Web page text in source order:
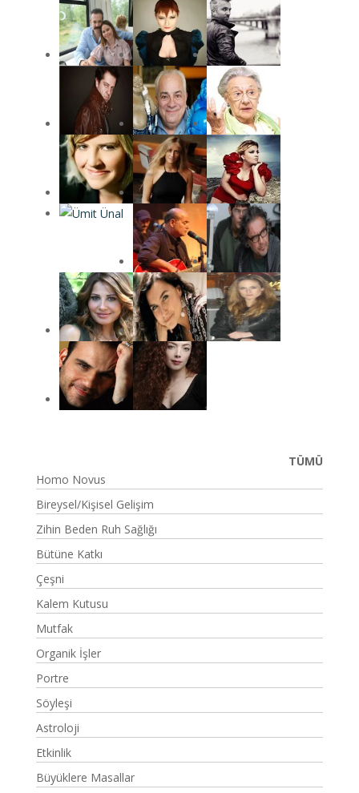
TÜMÜ
Homo Novus
Bireysel/Kişisel Gelişim
Zihin Beden Ruh Sağlığı
Bütüne Katkı
Çeşni
Kalem Kutusu
Mutfak
Organik İşler
Portre
Söyleşi
Astroloji
Etkinlik
Büyüklere Masallar